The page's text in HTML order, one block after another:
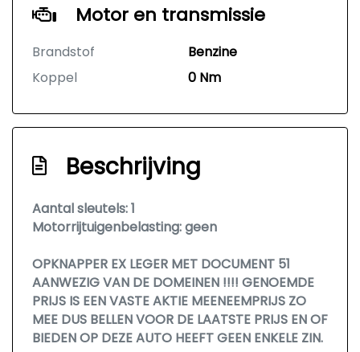
Motor en transmissie
Brandstof
Benzine
Koppel
0 Nm
Beschrijving
Aantal sleutels: 1
Motorrijtuigenbelasting: geen
OPKNAPPER EX LEGER MET DOCUMENT 51
AANWEZIG VAN DE DOMEINEN !!!! GENOEMDE
PRIJS IS EEN VASTE AKTIE MEENEEMPRIJS ZO
MEE DUS BELLEN VOOR DE LAATSTE PRIJS EN OF
BIEDEN OP DEZE AUTO HEEFT GEEN ENKELE ZIN.